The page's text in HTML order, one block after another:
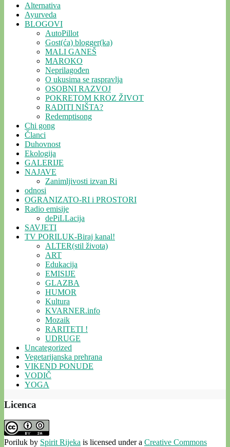
Alternativa
Ayurveda
BLOGOVI
AutoPillot
Gost(ća) blogger(ka)
MALI GANEŠ
MAROKO
Neprilagođen
O ukusima se raspravlja
OSOBNI RAZVOJ
POKRETOM KROZ ŽIVOT
RADITI NIŠTA?
Redemptisong
Chi gong
Članci
Duhovnost
Ekologija
GALERIJE
NAJAVE
Zanimljivosti izvan Ri
odnosi
OGRANIZATO-RI i PROSTORI
Radio emisije
dePiLLacija
SAVJETI
TV PORILUK-Biraj kanal!
ALTER(stil života)
ART
Edukacija
EMISIJE
GLAZBA
HUMOR
Kultura
KVARNER.info
Mozaik
RARITETI !
UDRUGE
Uncategorized
Vegetarijanska prehrana
VIKEND PONUDE
VODIČ
YOGA
Licenca
Poriluk by Spirit Rijeka is licensed under a Creative Commons